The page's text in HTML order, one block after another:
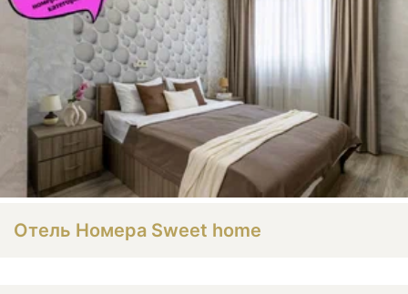
Отель Номера Sweet home